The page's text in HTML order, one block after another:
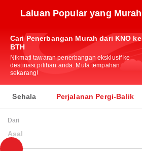
Laluan Popular yang Murah
Cari Penerbangan Murah dari KNO ke
BTH
Nikmati tawaran penerbangan eksklusif ke
destinasi pilihan anda. Mula tempahan
sekarang!
Sehala Perjalanan Pergi-Balik
Dari
Asal